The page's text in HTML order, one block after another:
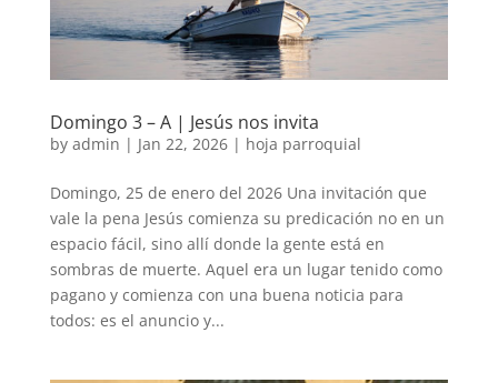
Domingo 3 – A | Jesús nos invita
by admin | Jan 22, 2026| hoja parroquial
Domingo, 25 de enero del 2026 Una invitación que
vale la pena Jesús comienza su predicación no en un
espacio fácil, sino allí donde la gente está en
sombras de muerte. Aquel era un lugar tenido como
pagano y comienza con una buena noticia para
todos: es el anuncio y...